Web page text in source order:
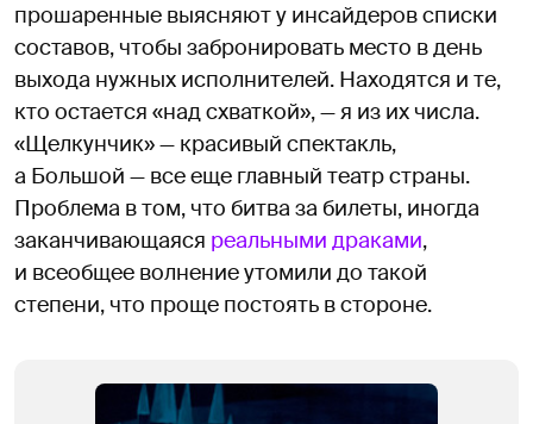
прошаренные выясняют у инсайдеров списки
составов, чтобы забронировать место в день
выхода нужных исполнителей. Находятся и те,
кто остается «над схваткой», — я из их числа.
«Щелкунчик» — красивый спектакль,
а Большой — все еще главный театр страны.
Проблема в том, что битва за билеты, иногда
заканчивающаяся реальными драками,
и всеобщее волнение утомили до такой
степени, что проще постоять в стороне.